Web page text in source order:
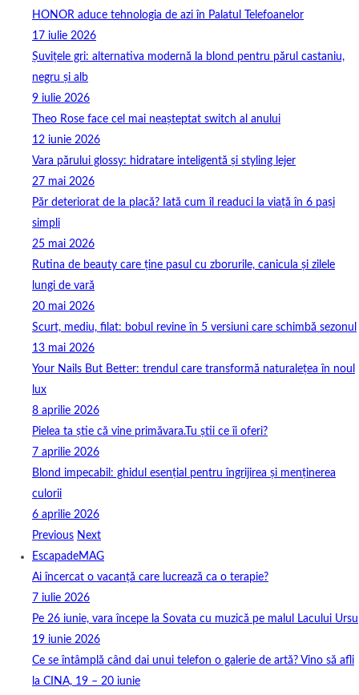
HONOR aduce tehnologia de azi în Palatul Telefoanelor
17 iulie 2026
Șuvițele gri: alternativa modernă la blond pentru părul castaniu,
negru și alb
9 iulie 2026
Theo Rose face cel mai neașteptat switch al anului
12 iunie 2026
Vara părului glossy: hidratare inteligentă și styling lejer
27 mai 2026
Păr deteriorat de la placă? Iată cum îl readuci la viață în 6 pași
simpli
25 mai 2026
Rutina de beauty care ține pasul cu zborurile, canicula și zilele
lungi de vară
20 mai 2026
Scurt, mediu, filat: bobul revine în 5 versiuni care schimbă sezonul
13 mai 2026
Your Nails But Better: trendul care transformă naturalețea în noul
lux
8 aprilie 2026
Pielea ta știe că vine primăvara.Tu știi ce îi oferi?
7 aprilie 2026
Blond impecabil: ghidul esențial pentru îngrijirea și menținerea
culorii
6 aprilie 2026
Previous Next
EscapadeMAG
Ai încercat o vacanță care lucrează ca o terapie?
7 iulie 2026
Pe 26 iunie, vara începe la Sovata cu muzică pe malul Lacului Ursu
19 iunie 2026
Ce se întâmplă când dai unui telefon o galerie de artă? Vino să afli
la CINA, 19 – 20 iunie